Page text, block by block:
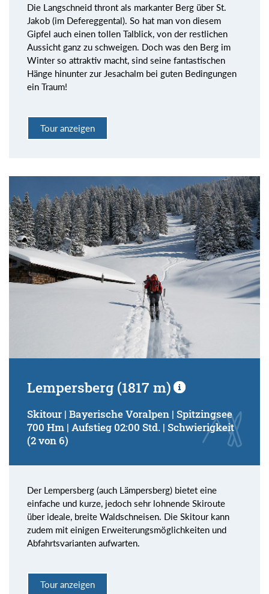
Die Langschneid thront als markanter Berg über St.
Jakob (im Defereggental). So hat man von diesem
Gipfel auch einen tollen Talblick, von der restlichen
Aussicht ganz zu schweigen. Doch was den Berg im
Winter so attraktiv macht, sind seine fantastischen
Hänge hinunter zur Jesachalm bei guten Bedingungen
ein Traum!
Tour anzeigen
Lempersberg (1817 m)
Skitour | Bayerische Voralpen | Spitzingsee
700 Hm | Aufstieg 02:00 Std. | Schwierigkeit
(2 von 6)
Der Lempersberg (auch Lämpersberg) bietet eine
einfache und kurze, jedoch sehr lohnende Skiroute
über ideale, breite Waldschneisen. Die Skitour kann
zudem mit einigen Erweiterungsmöglichkeiten und
Abfahrtsvarianten aufwarten.
Tour anzeigen